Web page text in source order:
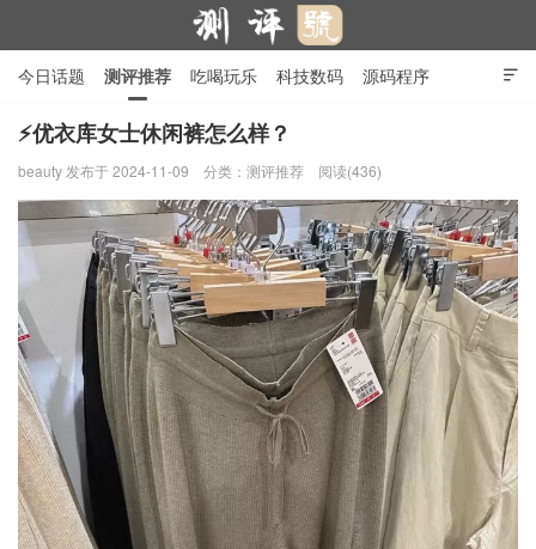
测评号

今日话题 测评推荐 吃喝玩乐 科技数码 源码程序
行业产品 在线投稿 隐私政策
⚡优衣库女士休闲裤怎么样？
beauty 发布于 2024-11-09 分类： 测评推荐 阅读(436)